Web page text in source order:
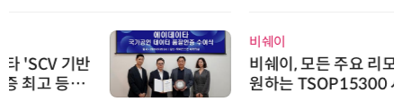
비쉐이, 모든 주요 리모컨 코드 지
원하는 TSOP15300 시리즈 IR 수